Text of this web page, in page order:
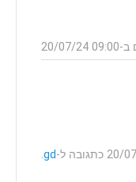
תגובה
07/24
gd
.